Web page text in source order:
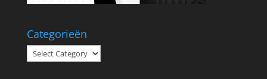
Categorieën
Categorieën